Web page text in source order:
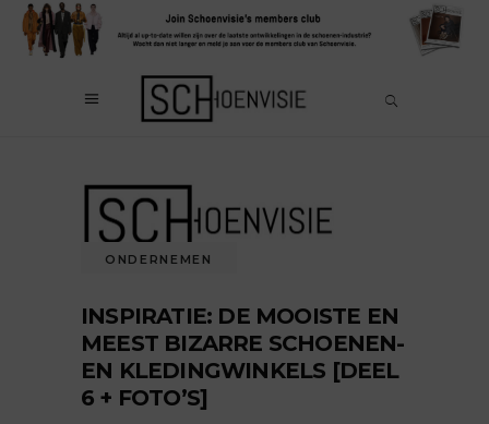
ONDERNEMEN
INSPIRATIE: DE MOOISTE EN
MEEST BIZARRE SCHOENEN-
EN KLEDINGWINKELS [DEEL
6 + FOTO’S]